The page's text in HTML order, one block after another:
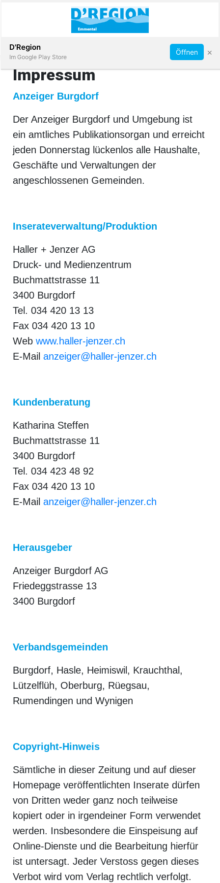
Immobilien
Veranstaltungen
Stellen
E-
Abonnieren
Impressum
Anzeiger Burgdorf
Der Anzeiger Burgdorf und Umgebung ist
ein amtliches Publikationsorgan und erreicht
jeden Donnerstag lückenlos alle Haushalte,
Geschäfte und Verwaltungen der
angeschlossenen Gemeinden.
Inserateverwaltung/Produktion
Haller + Jenzer AG
Druck- und Medienzentrum
Buchmattstrasse 11
3400 Burgdorf
Tel. 034 420 13 13
Fax 034 420 13 10
Webwww.haller-jenzer.ch
E-Mailanzeiger@haller-jenzer.ch
Kundenberatung
Katharina Steffen
Buchmattstrasse 11
3400 Burgdorf
Tel. 034 423 48 92
Fax 034 420 13 10
E-Mailanzeiger@haller-jenzer.ch
Herausgeber
Anzeiger Burgdorf AG
Friedeggstrasse 13
3400 Burgdorf
Verbandsgemeinden
Burgdorf, Hasle, Heimiswil, Krauchthal,
Lützelflüh, Oberburg, Rüegsau,
Rumendingen und Wynigen
Copyright-Hinweis
Sämtliche in dieser Zeitung und auf dieser
Homepage veröffentlichten Inserate dürfen
von Dritten weder ganz noch teilweise
kopiert oder in irgendeiner Form verwendet
werden. Insbesondere die Einspeisung auf
Online-Dienste und die Bearbeitung hierfür
ist untersagt. Jeder Verstoss gegen dieses
Verbot wird vom Verlag rechtlich verfolgt.
D'Region
Im Google Play Store
Öffnen ×